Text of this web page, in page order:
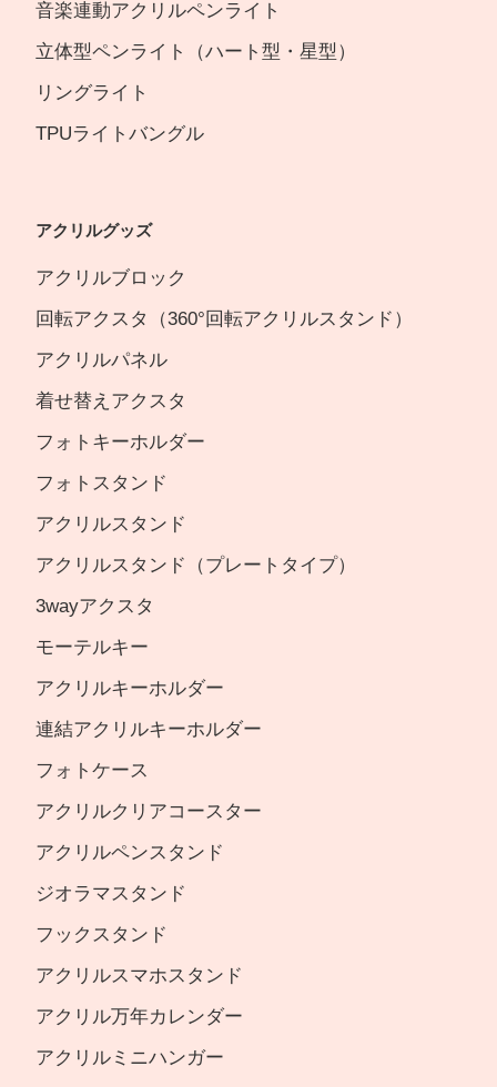
音楽連動アクリルペンライト
立体型ペンライト（ハート型・星型）
リングライト
TPUライトバングル
アクリルグッズ
アクリルブロック
回転アクスタ（360°回転アクリルスタンド）
アクリルパネル
着せ替えアクスタ
フォトキーホルダー
フォトスタンド
アクリルスタンド
アクリルスタンド（プレートタイプ）
3wayアクスタ
モーテルキー
アクリルキーホルダー
連結アクリルキーホルダー
フォトケース
アクリルクリアコースター
アクリルペンスタンド
ジオラマスタンド
フックスタンド
アクリルスマホスタンド
アクリル万年カレンダー
アクリルミニハンガー